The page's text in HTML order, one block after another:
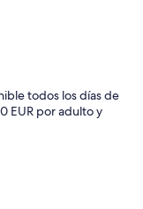
todos los días de
EUR por adulto y